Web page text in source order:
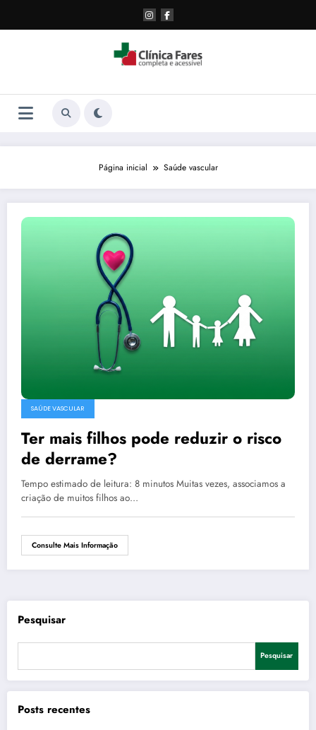
o
Página inicial Saúde vascular
SAÚDE VASCULAR
Ter mais filhos pode reduzir o risco
de derrame?
Tempo estimado de leitura: 8 minutos Muitas vezes, associamos a
criação de muitos filhos ao…
Consulte Mais Informação
Pesquisar
Pesquisar
Posts recentes